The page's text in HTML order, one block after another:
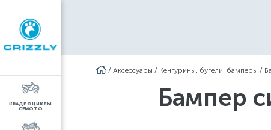
КВАДРОЦИКЛЫ
CFMOTO
/ Аксессуары / Кенгурины, бугели, бамперы /
Бампер